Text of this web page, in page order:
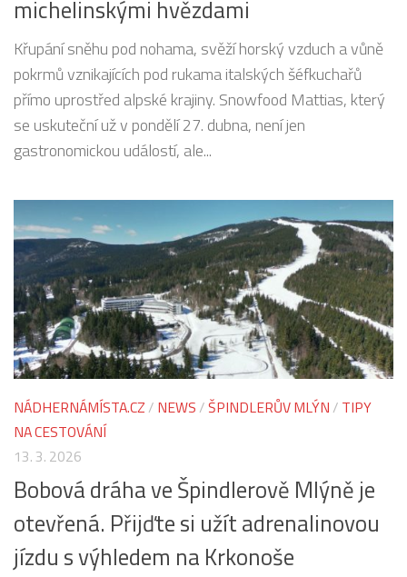
michelinskými hvězdami
Křupání sněhu pod nohama, svěží horský vzduch a vůně
pokrmů vznikajících pod rukama italských šéfkuchařů
přímo uprostřed alpské krajiny. Snowfood Mattias, který
se uskuteční už v pondělí 27. dubna, není jen
gastronomickou událostí, ale...
NÁDHERNÁMÍSTA.CZ / NEWS /ŠPINDLERŮV MLÝN / TIPY
NA CESTOVÁNÍ
13. 3. 2026
Bobová dráha ve Špindlerově Mlýně je
otevřená. Přijďte si užít adrenalinovou
jízdu s výhledem na Krkonoše